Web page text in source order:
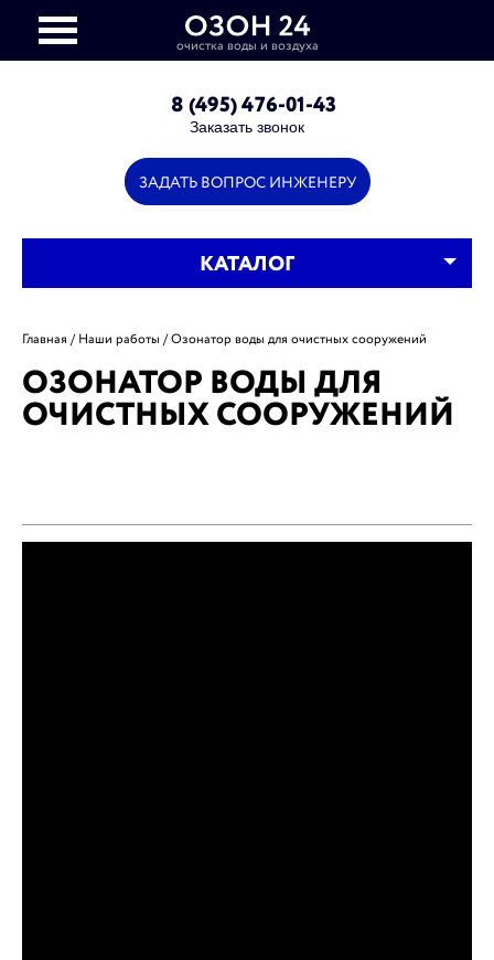
очистка воды и воздуха
8 (495) 476-01-43
Заказать звонок
ЗАДАТЬ ВОПРОС ИНЖЕНЕРУ
КАТАЛОГ
Главная Наши работы Озонатор воды для очистных сооружений
ОЗОНАТОР ВОДЫ ДЛЯ
ОЧИСТНЫХ СООРУЖЕНИЙ